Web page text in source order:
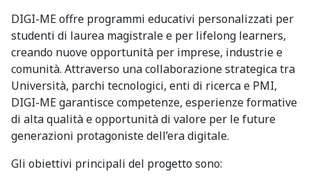
DIGI-ME offre programmi educativi personalizzati per
studenti di laurea magistrale e per lifelong learners,
creando nuove opportunità per imprese, industrie e
comunità. Attraverso una collaborazione strategica tra
Università, parchi tecnologici, enti di ricerca e PMI,
DIGI-ME garantisce competenze, esperienze formative
di alta qualità e opportunità di valore per le future
generazioni protagoniste dell’era digitale.
Gli obiettivi principali del progetto sono: